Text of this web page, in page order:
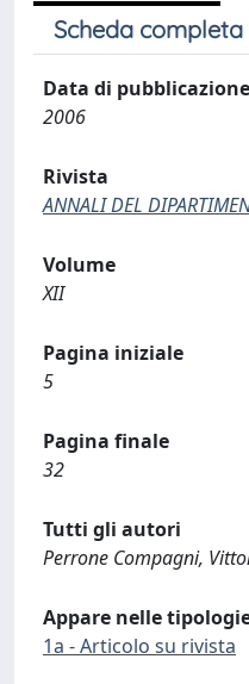
Scheda completa
Data di pubblicazione
2006
Rivista
ANNALI DEL
Volume
XII
Pagina iniziale
5
Pagina finale
32
Tutti gli autori
Perrone Compagni,
Appare nelle
1a - Articolo su rivista